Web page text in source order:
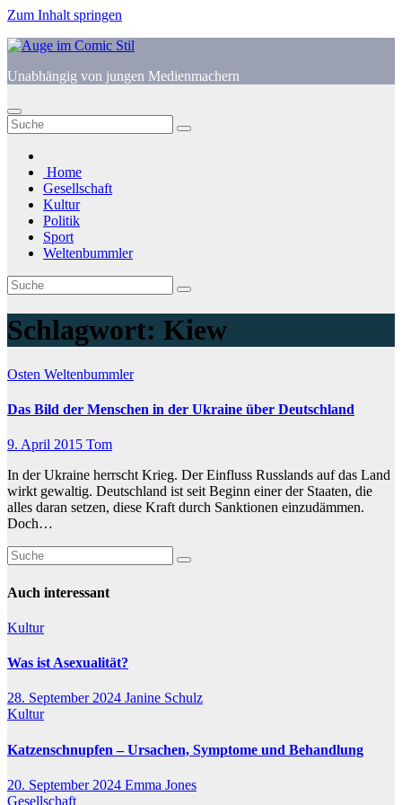
Zum Inhalt springen
Unabhängig von jungen Medienmachern
Home
Gesellschaft
Kultur
Politik
Sport
Weltenbummler
Schlagwort: Kiew
Osten Weltenbummler
Das Bild der Menschen in der Ukraine über Deutschland
9. April 2015 Tom
In der Ukraine herrscht Krieg. Der Einfluss Russlands auf das Land
wirkt gewaltig. Deutschland ist seit Beginn einer der Staaten, die
alles daran setzen, diese Kraft durch Sanktionen einzudämmen.
Doch…
Auch interessant
Kultur
Was ist Asexualität?
28. September 2024 Janine Schulz
Kultur
Katzenschnupfen – Ursachen, Symptome und Behandlung
20. September 2024 Emma Jones
Gesellschaft